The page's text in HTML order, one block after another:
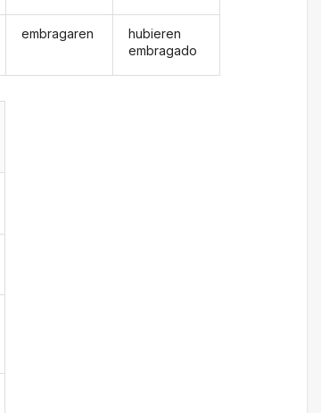
embragaren
hubieren
embragado